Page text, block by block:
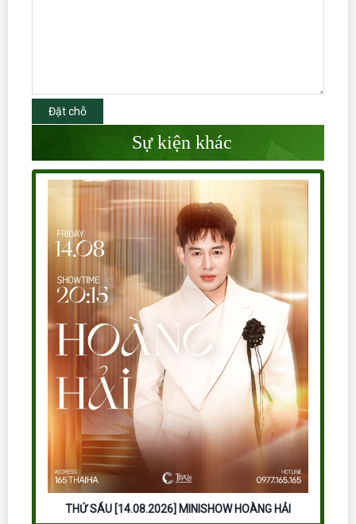
Đặt chỗ
Sự kiện khác
THỨ SÁU [14.08.2026] MINISHOW HOÀNG HẢI